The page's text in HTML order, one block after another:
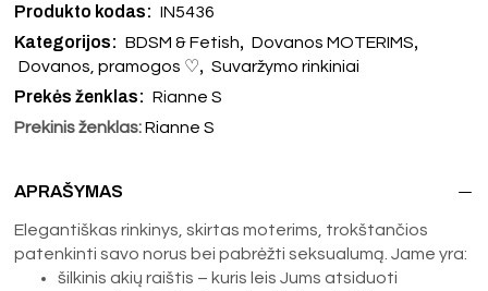
Produkto kodas: IN5436
Kategorijos: BDSM & Fetish, Dovanos MOTERIMS,
Dovanos, pramogos ♡, Suvaržymo rinkiniai
Prekės ženklas: Rianne S
Prekinis ženklas: Rianne S
APRAŠYMAS
Elegantiškas rinkinys, skirtas moterims, trokštančios
patenkinti savo norus bei pabrėžti seksualumą. Jame yra:
šilkinis akių raištis – kuris leis Jums atsiduoti